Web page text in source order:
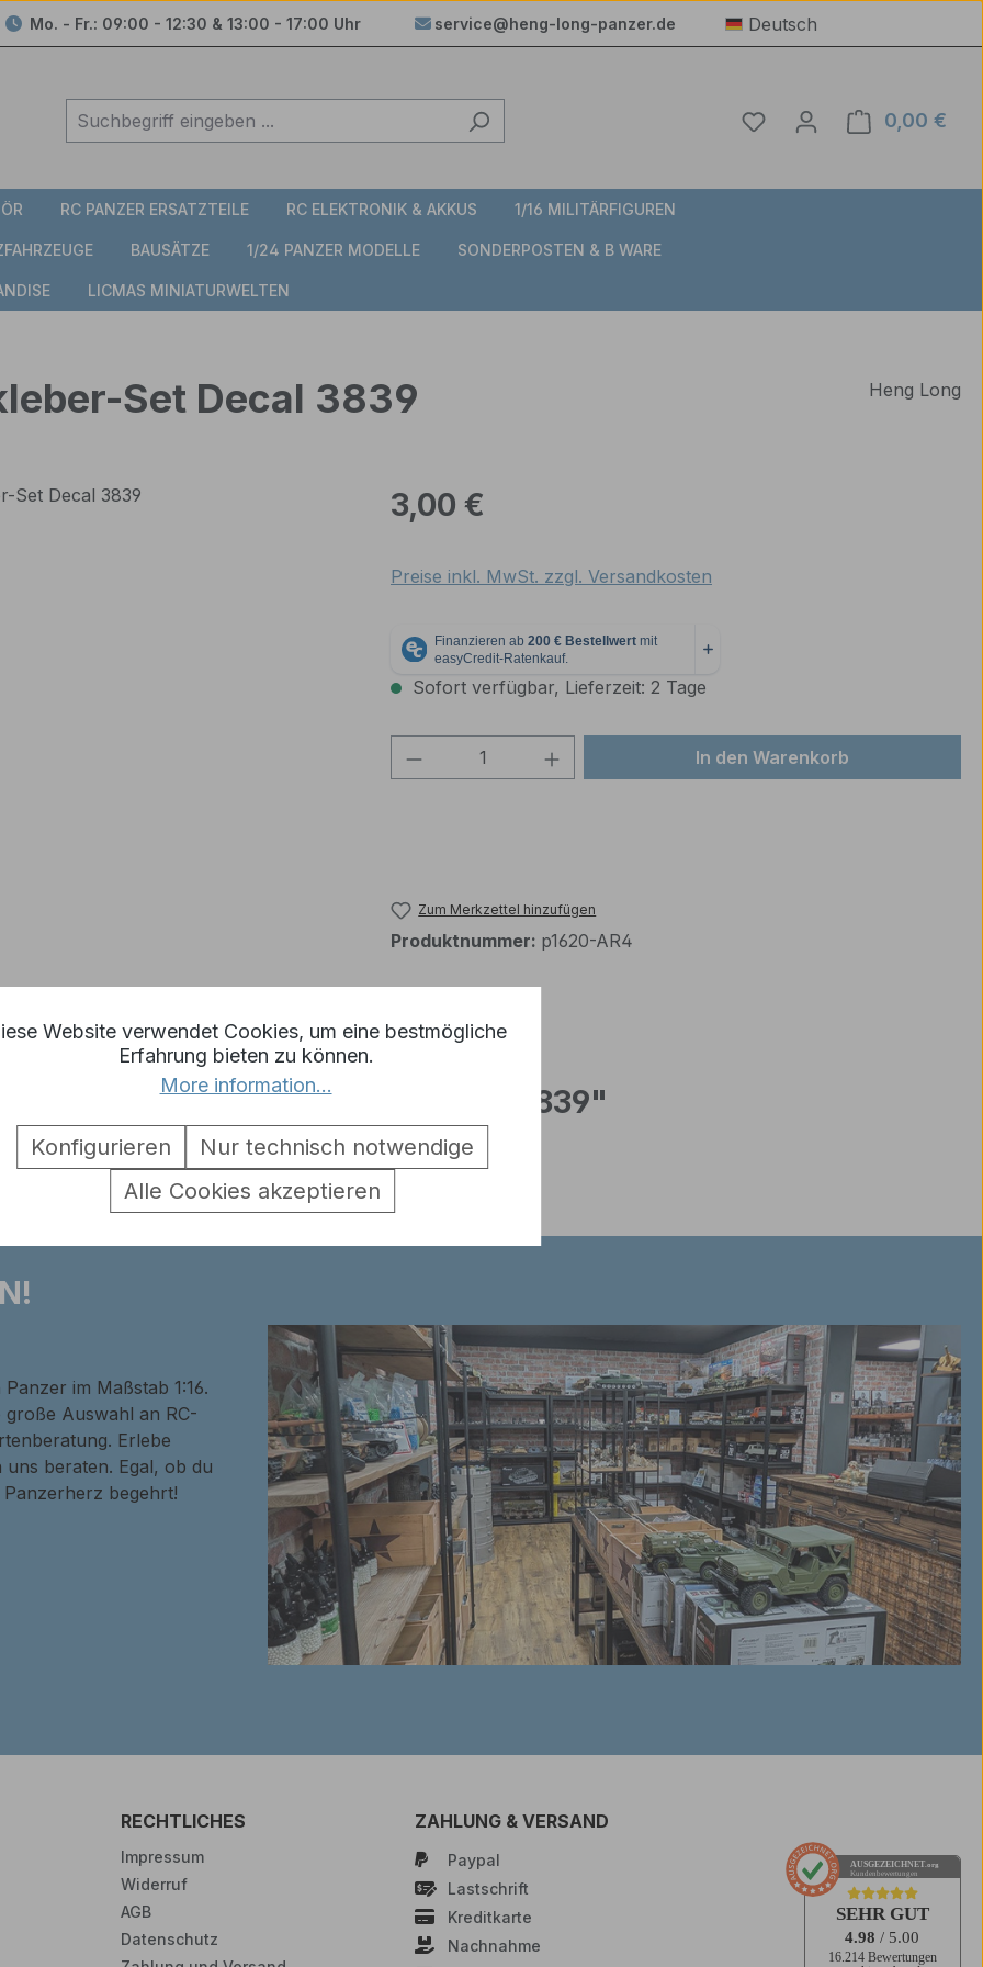
Mo. - Fr.: 09:00 - 12:30 & 13:00 - 17:00 Uhr service@heng-long-panzer.de Deutsch
Du hast 0 Produkte auf
0,00 €
RC PANZER ERSATZTEILE RC ELEKTRONIK & AKKUS 1/16 MILITÄRFIGUREN
BAUSÄTZE 1/24 PANZER MODELLE SONDERPOSTEN & B WARE
LICMAS MINIATURWELTEN
Set Decal 3839 Heng Long
Regulärer Preis:
3,00 €
Preise inkl. MwSt. zzgl. Versandkosten
Sofort verfügbar, Lieferzeit: 2 Tage
Produkt Anzahl: Gib den gewünschten Wert
In den Warenkorb
Zum Merkzettel hinzufügen
Produktnummer: p1620-AR4
Bulldog Aufkleber-Set Decal 3839"
im Maßstab 1:16.
Auswahl an RC-
Erlebe
beraten. Egal, ob du
begehrt!
RECHTLICHES
Impressum
Widerruf
AGB
Datenschutz
ZAHLUNG & VERSAND
Paypal
Lastschrift
Kreditkarte
Nachnahme
AUSGEZEICHNET .org
Kundenbewertungen
SEHR GUT
4.98/ 5.00
16.214 Bewertungen
Website verwendet Cookies, um eine bestmögliche
Erfahrung bieten zu können.
More information...
Nur technisch notwendige
Konfigurieren
Alle Cookies akzeptieren